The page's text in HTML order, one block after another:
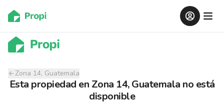
Zona 14, Guatemala
Esta propiedad en Zona 14, Guatemala no está
disponible